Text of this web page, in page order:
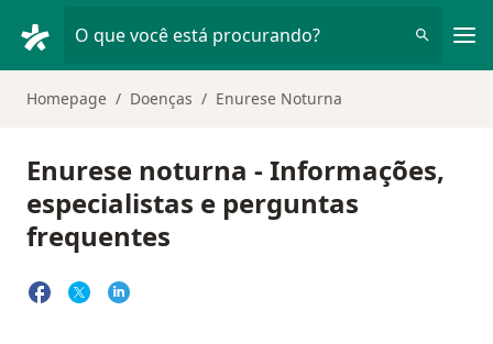
O que você está procurando?
Homepage Doenças Enurese Noturna
Enurese noturna - Informações,
especialistas e perguntas
frequentes